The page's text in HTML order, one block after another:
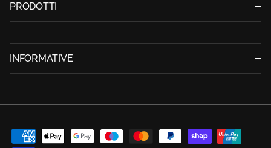
PRODOTTI
INFORMATIVE